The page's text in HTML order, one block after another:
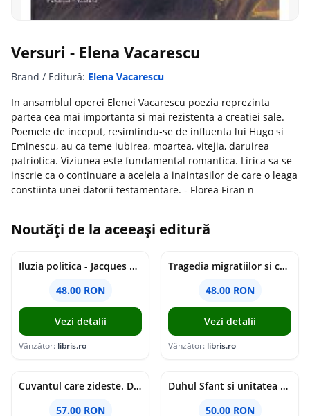
Versuri - Elena Vacarescu
Brand / Editură: Elena Vacarescu
In ansamblul operei Elenei Vacarescu poezia reprezinta
partea cea mai importanta si mai rezistenta a creatiei sale.
Poemele de inceput, resimtindu-se de influenta lui Hugo si
Eminescu, au ca teme iubirea, moartea, vitejia, daruirea
patriotica. Viziunea este fundamental romantica. Lirica sa se
inscrie ca o continuare a aceleia a inaintasilor de care o leaga
constiinta unei datorii testamentare. - Florea Firan n
Noutăți de la aceeași editură
Iluzia politica - Jacques Ellul
48.00 RON
Vezi detalii
Vânzător: libris.ro
Tragedia migratiilor si caderea imperiilor. Sfantul Augustin si noi - Chantal Delsol
48.00 RON
Vezi detalii
Vânzător: libris.ro
Cuvantul care zideste. Dialoguri - Vartan Arachelian
57.00 RON
Duhul Sfant si unitatea Bisericii. Jurnal de Conciliu - Andre Scrima
50.00 RON